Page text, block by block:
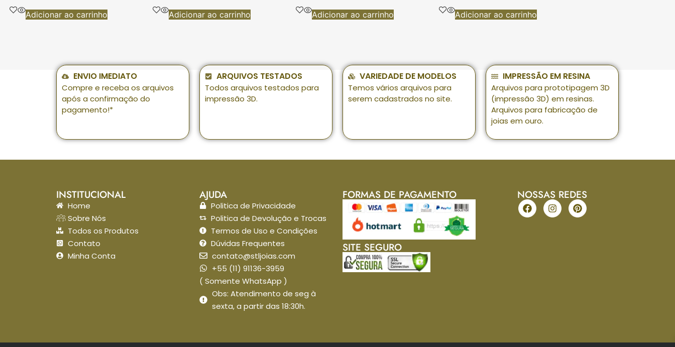
Adicionar ao carrinho Adicionar ao carrinho Adicionar ao carrinho Adicionar ao carrinho
ENVIO IMEDIATO
Compre e receba os arquivos
após a confirmação do
pagamento!*
ARQUIVOS TESTADOS
Todos arquivos testados para
impressão 3D.
VARIEDADE DE MODELOS
Temos vários arquivos para
serem cadastrados no site.
IMPRESSÃO EM RESINA
Arquivos para prototipagem 3D
(impressão 3D) em resinas.
Arquivos para fabricação de
joias em ouro.
INSTITUCIONAL
Home
Sobre Nós
Todos os Produtos
Contato
Minha Conta
AJUDA
Politica de Privacidade
Politica de Devolução e Trocas
Termos de Uso e Condições
Dúvidas Frequentes
contato@stljoias.com
+55 (11) 91136-3959
( Somente WhatsApp )
Obs: Atendimento de seg à
sexta, a partir das 18:30h.
FORMAS DE PAGAMENTO
SITE SEGURO
NOSSAS REDES